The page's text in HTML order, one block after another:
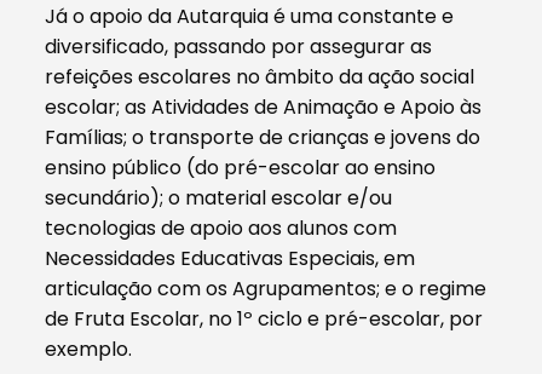
Já o apoio da Autarquia é uma constante e
diversificado, passando por assegurar as
refeições escolares no âmbito da ação social
escolar; as Atividades de Animação e Apoio às
Famílias; o transporte de crianças e jovens do
ensino público (do pré-escolar ao ensino
secundário); o material escolar e/ou
tecnologias de apoio aos alunos com
Necessidades Educativas Especiais, em
articulação com os Agrupamentos; e o regime
de Fruta Escolar, no 1º ciclo e pré-escolar, por
exemplo.